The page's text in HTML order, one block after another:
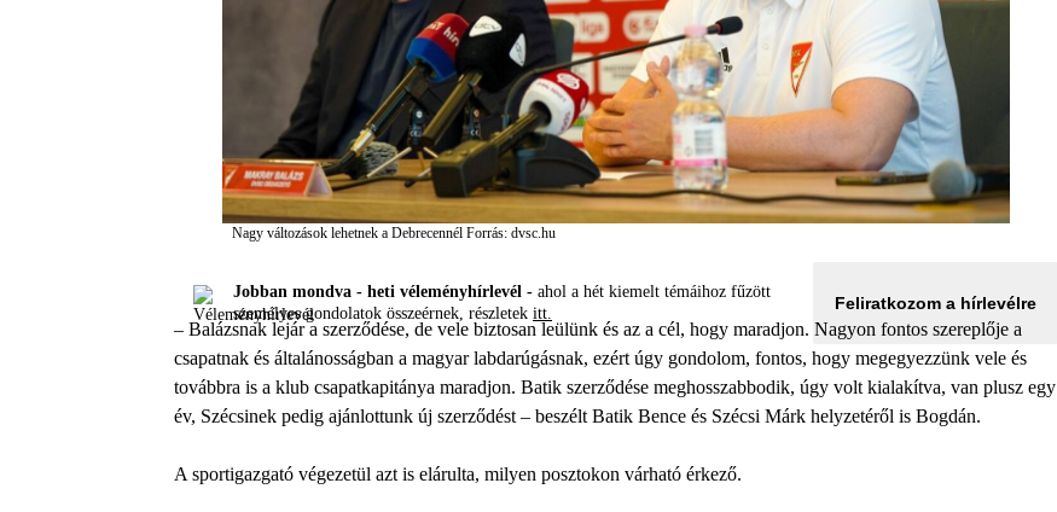
Nagy változások lehetnek a Debrecennél Forrás: dvsc.hu
Jobban mondva - heti véleményhírlevél - ahol a hét kiemelt témáihoz fűzött
személyes gondolatok összeérnek, részletek itt.
Feliratkozom a hírlevélre
– Balázsnak lejár a szerződése, de vele biztosan leülünk és az a cél, hogy maradjon. Nagyon fontos szereplője a
csapatnak és általánosságban a magyar labdarúgásnak, ezért úgy gondolom, fontos, hogy megegyezzünk vele és
továbbra is a klub csapatkapitánya maradjon. Batik szerződése meghosszabbodik, úgy volt kialakítva, van plusz egy
év, Szécsinek pedig ajánlottunk új szerződést – beszélt Batik Bence és Szécsi Márk helyzetéről is Bogdán.
A sportigazgató végezetül azt is elárulta, milyen posztokon várható érkező.